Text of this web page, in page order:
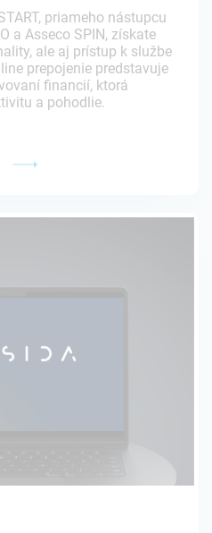
priameho nástupcu
a Asseco SPIN, získate
ale aj prístup k službe
prepojenie predstavuje
financií, ktorá
a pohodlie.